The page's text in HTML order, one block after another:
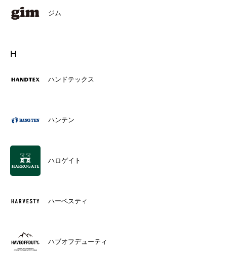
ジム
H
ハンドテックス
ハンテン
ハロゲイト
ハーベスティ
ハブオフデューティ